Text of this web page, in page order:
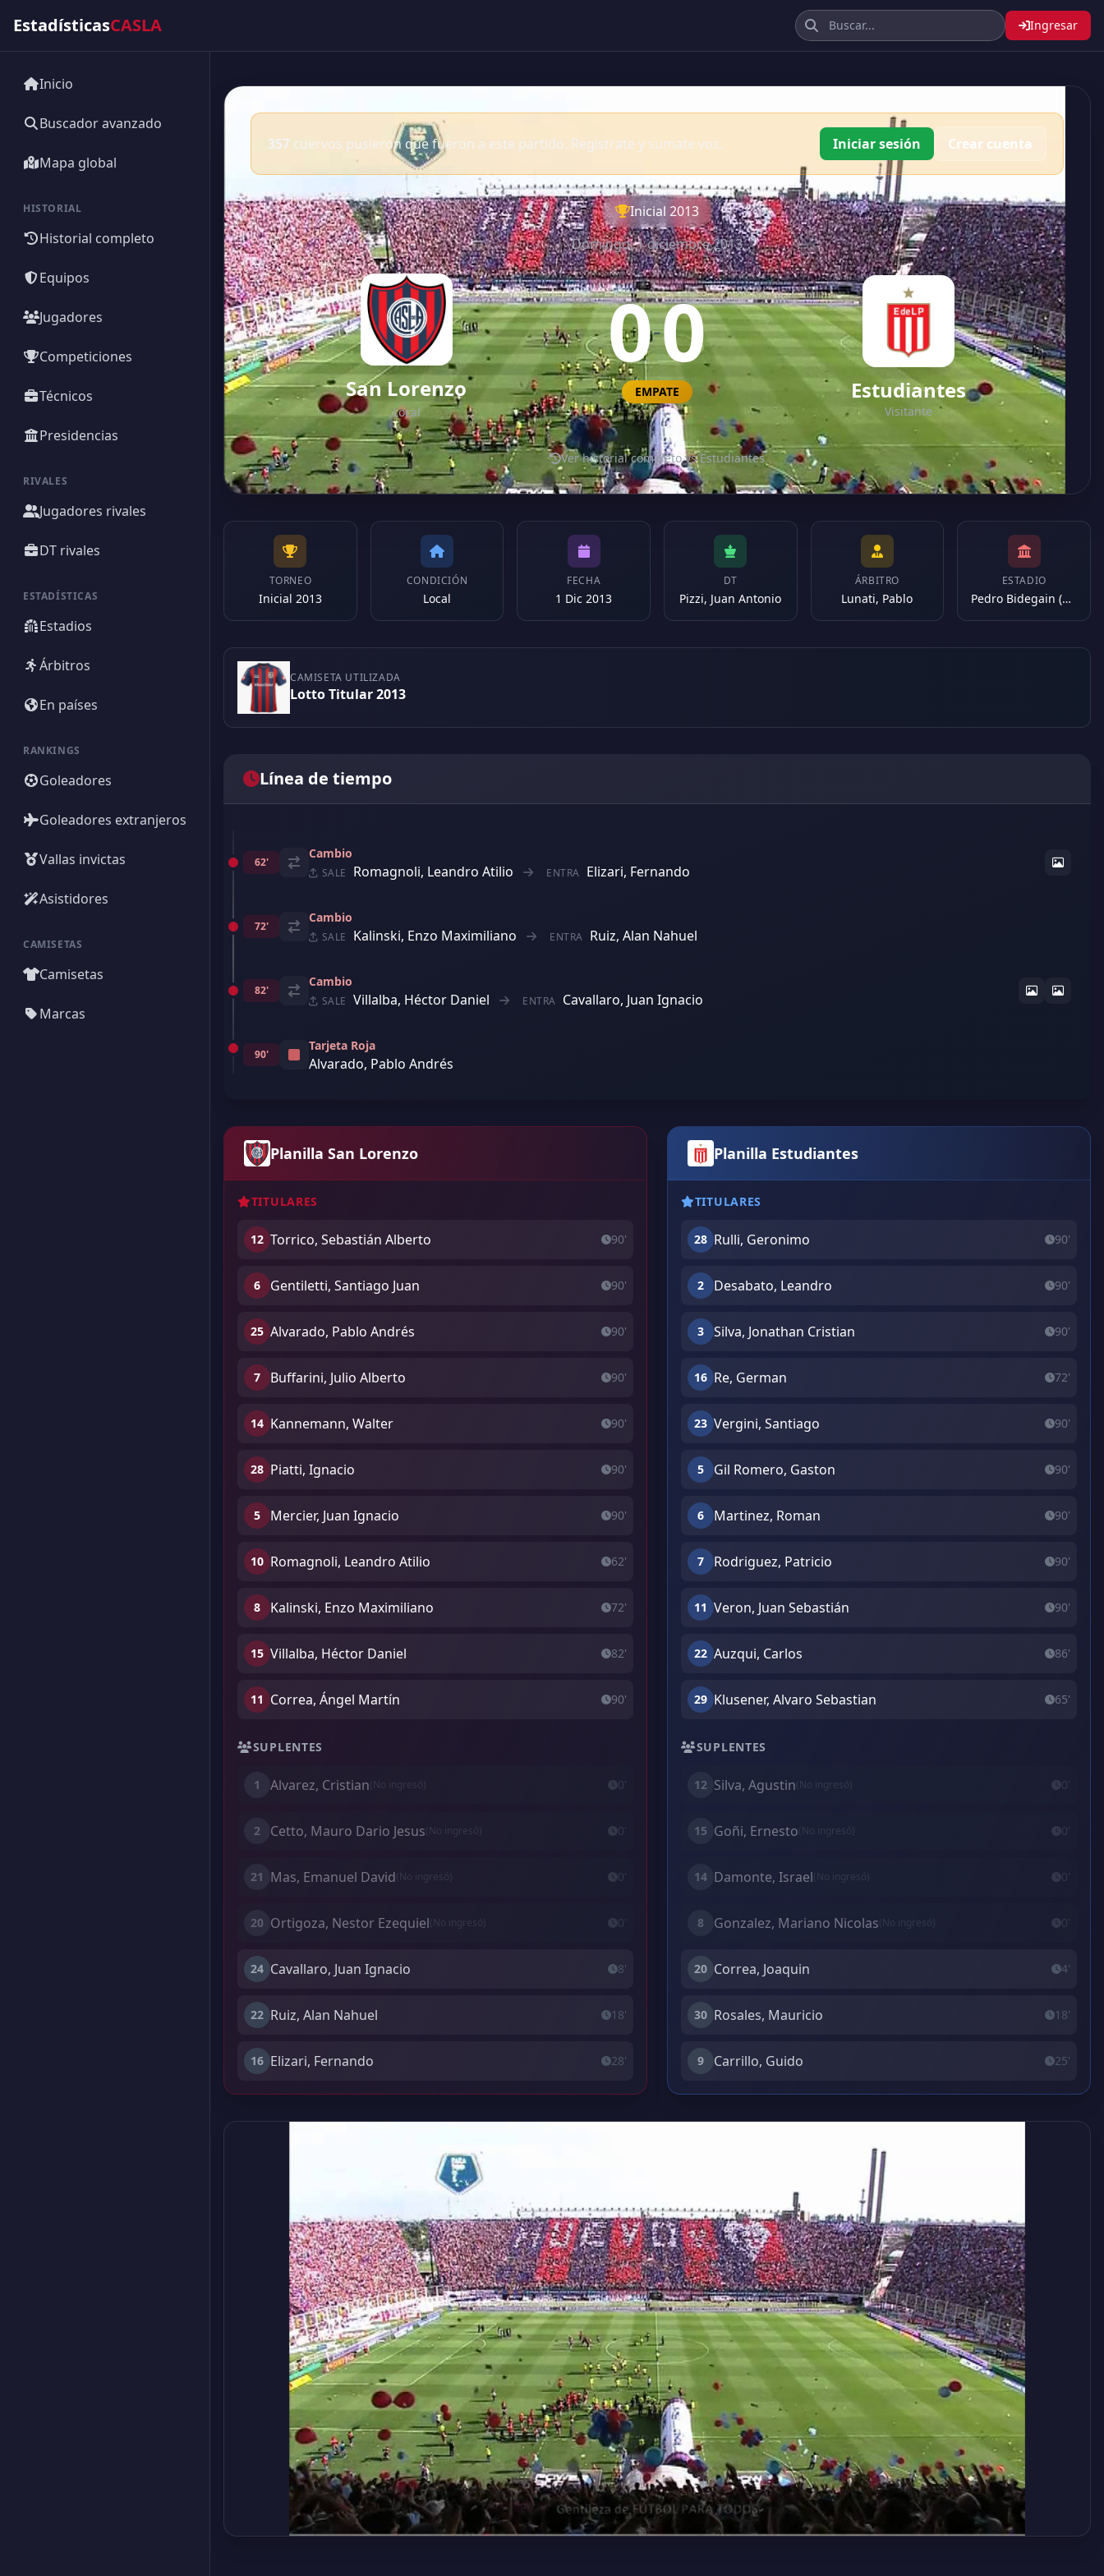
EstadísticasCASLA Ingresar
Inicio
Buscador avanzado
Mapa global
HISTORIAL
Historial completo
Equipos
Jugadores
Competiciones
Técnicos
Presidencias
RIVALES
Jugadores rivales
DT rivales
ESTADÍSTICAS
Estadios
Árbitros
En países
RANKINGS
Goleadores
Goleadores extranjeros
Vallas invictas
Asistidores
CAMISETAS
Camisetas
Marcas
357 cuervos pusieron que fueron a este partido. Registrate y sumate vos. Iniciar sesión Crear cuenta
Inicial 2013
Domingo, 1 diciembre 2013
San Lorenzo
Local
0-0
EMPATE Estudiantes
Visitante
Ver historial completo vs Estudiantes
TORNEO
Inicial 2013
CONDICIÓN
Local
FECHA
1 Dic 2013
DT
Pizzi, Juan Antonio
ÁRBITRO
Lunati, Pablo
ESTADIO
Pedro Bidegain (Argentina)
CAMISETA UTILIZADA
Lotto Titular 2013
Línea de tiempo
62'
Cambio
SALE Romagnoli, Leandro Atilio ENTRA Elizari, Fernando
72'
Cambio
SALE Kalinski, Enzo Maximiliano ENTRA Ruiz, Alan Nahuel
82'
Cambio
SALE Villalba, Héctor Daniel ENTRA Cavallaro, Juan Ignacio
90'
Tarjeta Roja
Alvarado, Pablo Andrés
Planilla San Lorenzo
TITULARES
12 Torrico, Sebastián Alberto 90'
6 Gentiletti, Santiago Juan 90'
25 Alvarado, Pablo Andrés 90'
7 Buffarini, Julio Alberto 90'
14 Kannemann, Walter 90'
28 Piatti, Ignacio 90'
5 Mercier, Juan Ignacio 90'
10 Romagnoli, Leandro Atilio 62'
8 Kalinski, Enzo Maximiliano 72'
15 Villalba, Héctor Daniel 82'
11 Correa, Ángel Martín 90'
SUPLENTES
1 Alvarez, Cristian(No ingresó) 0'
2 Cetto, Mauro Dario Jesus(No ingresó) 0'
21 Mas, Emanuel David(No ingresó) 0'
20 Ortigoza, Nestor Ezequiel(No ingresó) 0'
24 Cavallaro, Juan Ignacio 8'
22 Ruiz, Alan Nahuel 18'
16 Elizari, Fernando 28'
Planilla Estudiantes
TITULARES
28 Rulli, Geronimo 90'
2 Desabato, Leandro 90'
3 Silva, Jonathan Cristian 90'
16 Re, German 72'
23 Vergini, Santiago 90'
5 Gil Romero, Gaston 90'
6 Martinez, Roman 90'
7 Rodriguez, Patricio 90'
11 Veron, Juan Sebastián 90'
22 Auzqui, Carlos 86'
29 Klusener, Alvaro Sebastian 65'
SUPLENTES
12 Silva, Agustin(No ingresó) 0'
15 Goñi, Ernesto(No ingresó) 0'
14 Damonte, Israel(No ingresó) 0'
8 Gonzalez, Mariano Nicolas(No ingresó) 0'
20 Correa, Joaquin 4'
30 Rosales, Mauricio 18'
9 Carrillo, Guido 25'